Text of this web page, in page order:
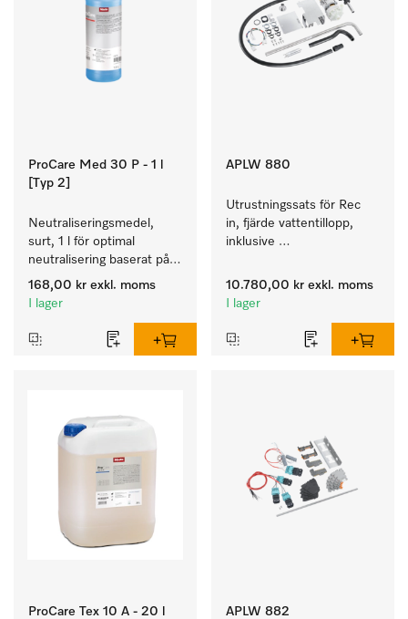
ProCare Med 30 P - 1 l
[Typ 2]
Neutraliseringsmedel,
surt, 1 l för optimal
neutralisering baserat på
anorganisk syra.
168,00 kr exkl. moms
I lager
APLW 880
Utrustningssats för Rec
in, fjärde vattentillopp,
inklusive
PLW 8636.
10.780,00 kr exkl. moms
I lager
ProCare Tex 10 A - 20 l APLW 882